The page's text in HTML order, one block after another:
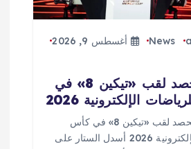
News
أغسطس 9, 2026
«إم. زبير» يحصد لقب «تيكين 8» في
الإلكترونية 2026
0 (0) «إم. زبير» يحصد لقب «تيكين 8» في كأس
العالم للرياضات الإلكترونية 2026 أسدل الستار على